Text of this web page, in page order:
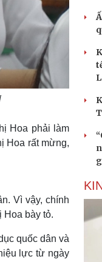
Hoa phải làm
Hoa rất mừng,
Vì vậy, chính
Hoa bày tỏ.
quốc dân và
lực từ ngày